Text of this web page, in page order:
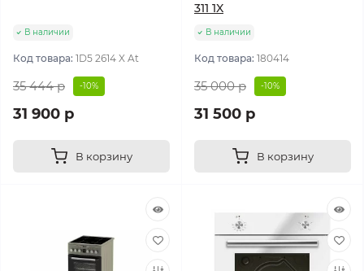
В наличии
Код товара: 1D5 2614 X At
35 444 р -10%
31 900 р
В корзину
311 1X
В наличии
Код товара: 180414
35 000 р -10%
31 500 р
В корзину